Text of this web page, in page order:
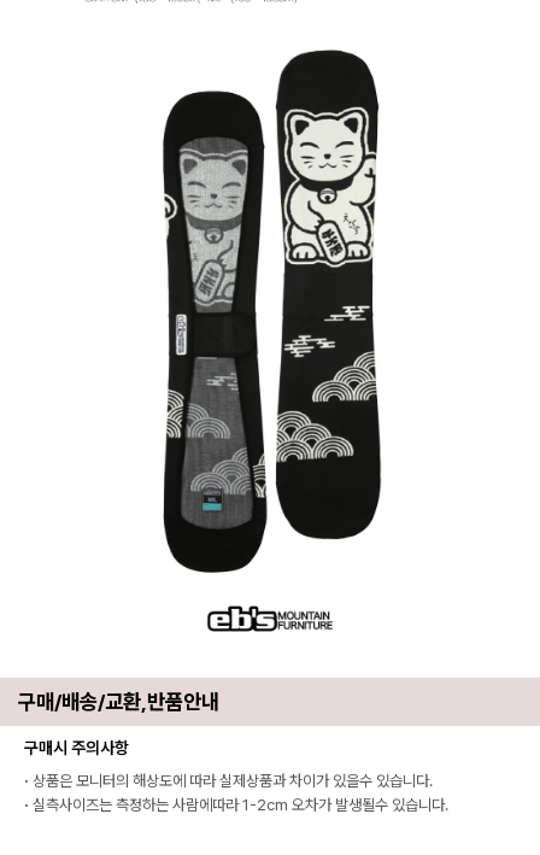
구매/배송/교환,반품안내
구매시 주의사항
· 상품은 모니터의 해상도에 따라 실제상품과 차이가 있을수 있습니다.
· 실측사이즈는 측정하는 사람에따라 1-2cm 오차가 발생될수 있습니다.